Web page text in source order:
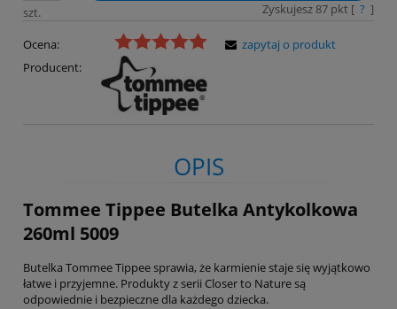
szt. Zyskujesz 87pkt [ ? ]
Ocena:
Producent:
zapytaj o produkt
OPIS
Tommee Tippee Butelka Antykolkowa
260ml 5009
Butelka Tommee Tippee sprawia, że karmienie staje się wyjątkowo
łatwe i przyjemne. Produkty z serii Closer to Nature są
odpowiednie i bezpieczne dla każdego dziecka.